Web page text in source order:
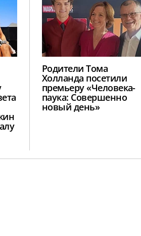
Родители Тома
Холланда посетили
премьеру «Человека-
паука: Совершенно
новый день»